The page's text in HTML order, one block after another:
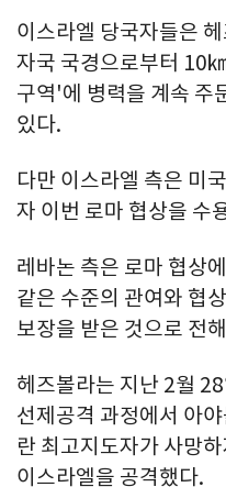
이스라엘 당국자들은
자국 국경으로부터 10
구역'에 병력을 계속 주
있다.
다만 이스라엘 측은 미
자 이번 로마 협상을 수
레바논 측은 로마 협상
같은 수준의 관여와 협
보장을 받은 것으로 전
헤즈볼라는 지난 2월
선제공격 과정에서 아
란 최고지도자가 사망
이스라엘을 공격했다.